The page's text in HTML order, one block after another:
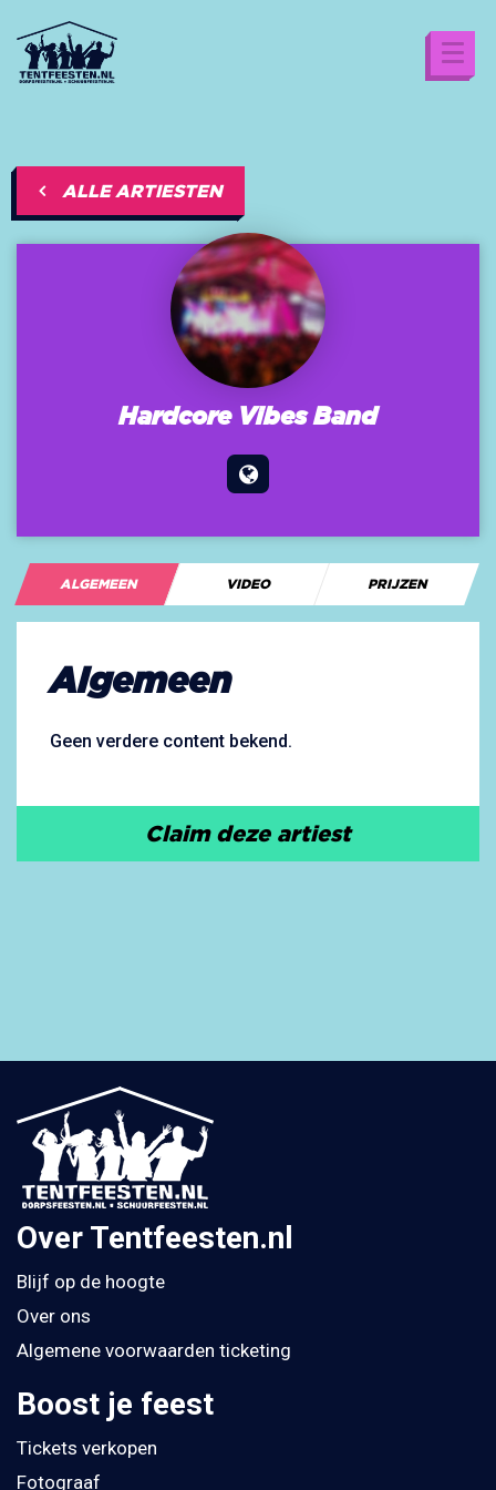
ALLE ARTIESTEN
Hardcore Vibes Band
ALGEMEEN VIDEO PRIJZEN
Algemeen
Geen verdere content bekend.
Claim deze artiest
Over Tentfeesten.nl
Blijf op de hoogte
Over ons
Algemene voorwaarden ticketing
Boost je feest
Tickets verkopen
Fotograaf